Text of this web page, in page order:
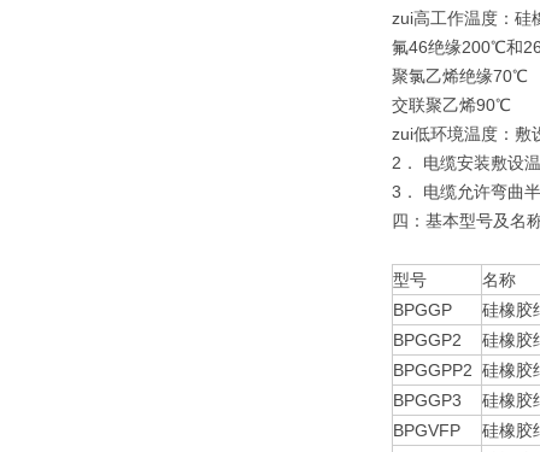
zui高工作温度：
氟46绝缘200℃和
聚氯乙烯绝缘70℃
交联聚乙烯90℃
zui低环境温度：
2． 电缆安装敷设
3． 电缆允许弯曲
四：基本型号及名
型号
名称
BPGGP
硅橡胶
BPGGP2
硅橡胶
BPGGPP2 硅橡胶
BPGGP3
硅橡胶
BPGVFP
硅橡胶